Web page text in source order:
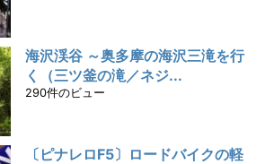
海沢渓谷 ～奥多摩の海沢三滝を行
く（三ツ釜の滝／ネジ...
290件のビュー
〔ピナレロF5〕ロードバイクの軽